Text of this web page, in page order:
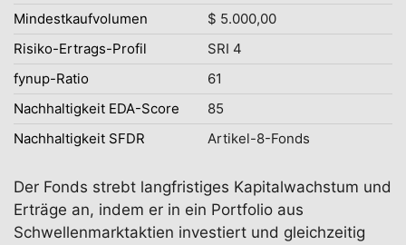
Mindestkaufvolumen
$ 5.000,00
Risiko-Ertrags-Profil
SRI 4
fynup-Ratio
61
Nachhaltigkeit EDA-Score
85
Nachhaltigkeit SFDR
Artikel-8-Fonds
Der Fonds strebt langfristiges Kapitalwachstum und
Erträge an, indem er in ein Portfolio aus
Schwellenmarktaktien investiert und gleichzeitig